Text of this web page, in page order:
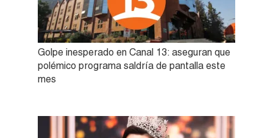
Golpe inesperado en Canal 13: aseguran que
polémico programa saldría de pantalla este
mes